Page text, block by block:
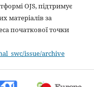
OJS, підтримує
матеріалів за
початкової точки
issue/archive